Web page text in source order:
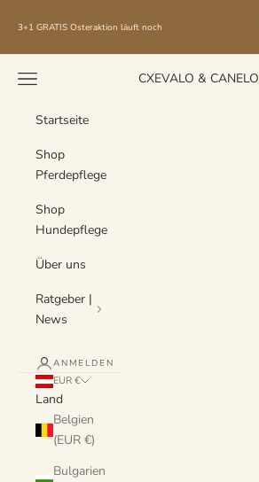
3+1 GRATIS Osteraktion läuft noch
CXEVALO & CANELO
Menü
Startseite
Shop
Pferdepflege
Shop
Hundepflege
Über uns
Ratgeber |
News
ANMELDEN
EUR €
Land
Belgien
(EUR €)
Bulgarien